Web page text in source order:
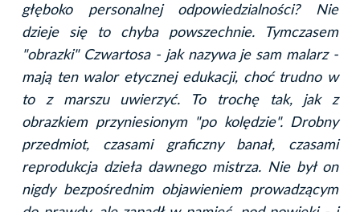
głęboko personalnej odpowiedzialności? Nie
dzieje się to chyba powszechnie. Tymczasem
"obrazki" Czwartosa - jak nazywa je sam malarz -
mają ten walor etycznej edukacji, choć trudno w
to z marszu uwierzyć. To trochę tak, jak z
obrazkiem przyniesionym "po kolędzie". Drobny
przedmiot, czasami graficzny banał, czasami
reprodukcja dzieła dawnego mistrza. Nie był on
nigdy bezpośrednim objawieniem prowadzącym